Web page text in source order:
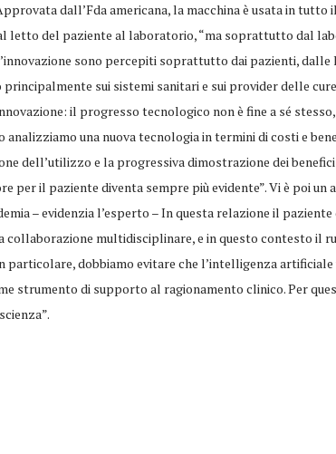
dall’Fda americana, la macchina è usata in tutto
letto del paziente al laboratorio, “ma soprattutto dal
sono percepiti soprattutto dai pazienti,
sui sistemi sanitari e sui provider delle
il progresso tecnologico non è fine a sé
analizziamo una nuova tecnologia in termini di costi e
dell’utilizzo e la progressiva dimostrazione dei
per il paziente diventa sempre più evidente”. Vi è poi
– evidenzia l’esperto – In questa relazione il
collaborazione multidisciplinare, e in questo contesto il
particolare, dobbiamo evitare che l’intelligenza
strumento di supporto al ragionamento clinico. Per